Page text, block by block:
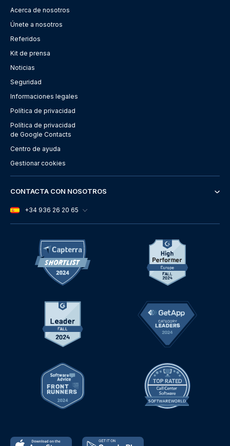
Acerca de nosotros
Únete a nosotros
Referidos
Kit de prensa
Noticias
Seguridad
Informaciones legales
Política de privacidad
Política de privacidad
de Google Contacts
Centro de ayuda
Gestionar cookies
CONTACTA CON NOSOTROS
+34 936 26 20 65